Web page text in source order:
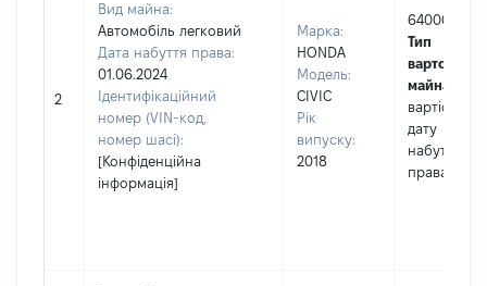
2
Вид майна:
Автомобіль легковий
Дата набуття права:
01.06.2024
Ідентифікаційний
номер (VIN-код,
номер шасі):
[Конфіденційна
інформація]
Марка:
HONDA
Модель:
CIVIC
Рік
випуску:
2018
640000
Тип
вартості
майна:
вартість на
дату
набуття
права